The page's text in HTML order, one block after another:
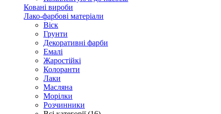
Ковані вироби
Лако-фарбові матеріали
Віск
Грунти
Декоративні фарби
Емалі
Жаростійкі
Колоранти
Лаки
Масляна
Морілки
Розчинники